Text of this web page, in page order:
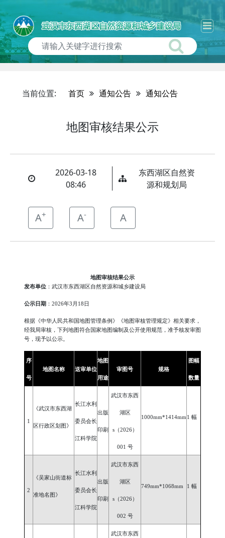
当前位置: 首页 通知公告 通知公告
地图审核结果公示
2026-03-18
08:46
东西湖区自然资
源和规划局
A+ A- A
地图审核结果公示
发布单位 ：武汉市东西湖区自然资源和城乡建设局
公示日期 ： 2026年3月 18日
根据《中华人民共和国地图管理条例》《地图审核管理规定》相关要求，
经我局审核，下列地图符合国家地图编制及公开使用规范，准予核发审图
号，现予以公示。
序
号
地图名称 送审单位
地图
用途
审图号 规格
图幅
数量
1
《武汉市东西湖
区行政区划图》
长江水利
委员会长
江科学院
出版
印刷
武汉市东西
湖区
s（2026）
001 号
1000mm*1414mm 1 幅
2
《吴家山街道标
准地名图》
长江水利
委员会长
江科学院
出版
印刷
武汉市东西
湖区
s（2026）
002 号
749mm*1068mm 1 幅
武汉市东西